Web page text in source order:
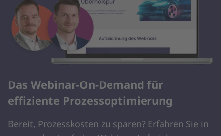
Das Webinar-On-Demand für
effiziente Prozessoptimierung
Bereit, Prozesskosten zu sparen? Erfahren Sie in